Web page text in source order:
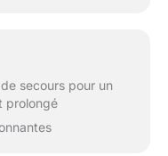
secours pour un
prolongé